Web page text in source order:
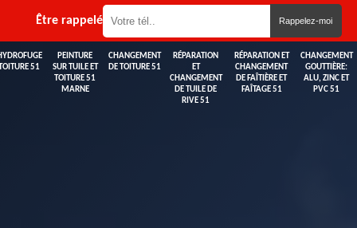
Être rappelé
51
PEINTURE
SUR TUILE ET
TOITURE 51
MARNE
CHANGEMENT
DE TOITURE 51
RÉPARATION
ET
CHANGEMENT
DE TUILE DE
RIVE 51
RÉPARATION ET
CHANGEMENT
DE FAÎTIÈRE ET
FAÎTAGE 51
CHANGEMENT
GOUTTIÈRE:
ALU, ZINC ET
PVC 51